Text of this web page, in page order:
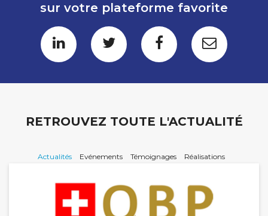
sur votre plateforme favorite
RETROUVEZ TOUTE L'ACTUALITÉ
Actualités Evénements Témoignages Réalisations